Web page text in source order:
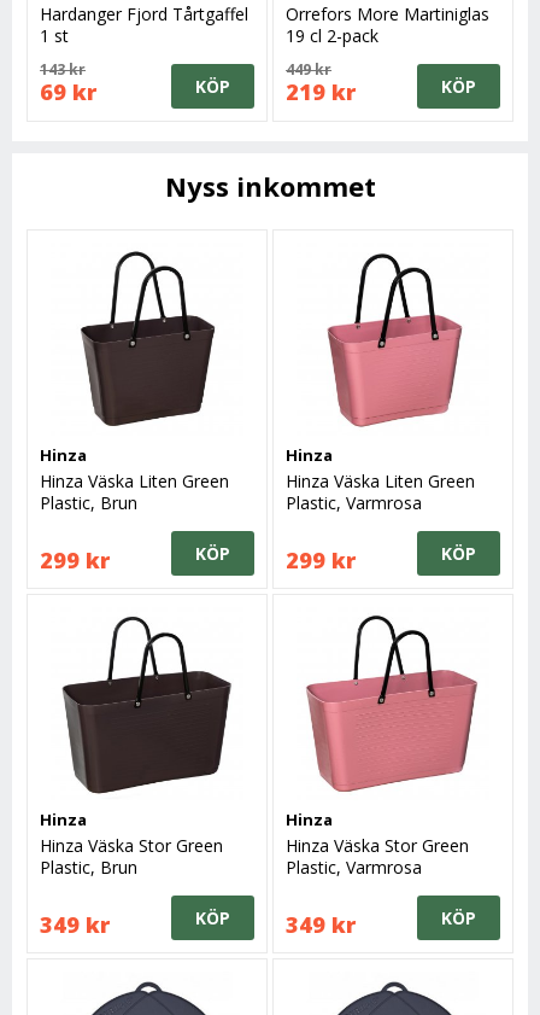
Hardanger Fjord Tårtgaffel
1 st
143 kr
69 kr KÖP
Orrefors More Martiniglas
19 cl 2-pack
449 kr
219 kr KÖP
Nyss inkommet
Hinza
Hinza Väska Liten Green
Plastic, Brun
299 kr KÖP
Hinza
Hinza Väska Liten Green
Plastic, Varmrosa
299 kr KÖP
Hinza
Hinza Väska Stor Green
Plastic, Brun
349 kr KÖP
Hinza
Hinza Väska Stor Green
Plastic, Varmrosa
349 kr KÖP